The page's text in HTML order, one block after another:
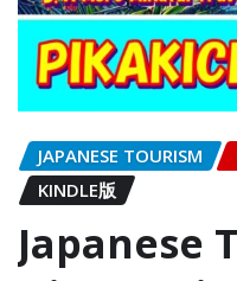
JAPANESE TOURISM
KINDLE版
Japanese